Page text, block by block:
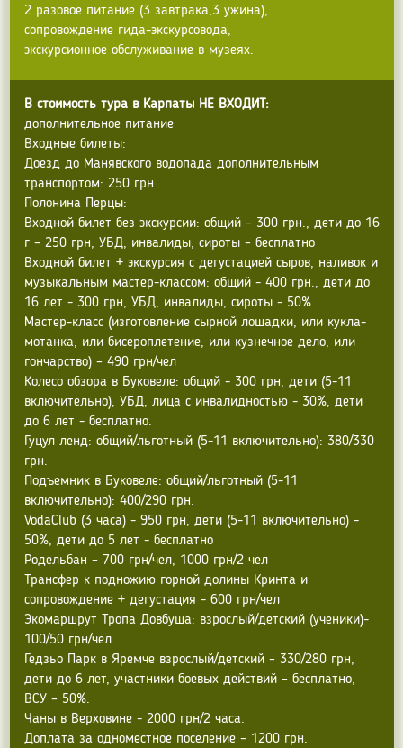
2 разовое питание (3 завтрака,3 ужина),
сопровождение гида-экскурсовода,
экскурсионное обслуживание в музеях.
В стоимость тура в Карпаты НЕ ВХОДИТ:
дополнительное питание
Входные билеты:
Доезд до Манявского водопада дополнительным
транспортом: 250 грн
Полонина Перцы:
Входной билет без экскурсии: общий – 300 грн., дети до 16
г – 250 грн, УБД, инвалиды, сироты – бесплатно
Входной билет + экскурсия с дегустацией сыров, наливок и
музыкальным мастер-классом: общий - 400 грн., дети до
16 лет - 300 грн, УБД, инвалиды, сироты - 50%
Мастер-класс (изготовление сырной лошадки, или кукла-
мотанка, или бисероплетение, или кузнечное дело, или
гончарство) – 490 грн/чел
Колесо обзора в Буковеле: общий - 300 грн, дети (5-11
включительно), УБД, лица с инвалидностью - 30%, дети
до 6 лет - бесплатно.
Гуцул ленд: общий/льготный (5-11 включительно): 380/330
грн.
Подъемник в Буковеле: общий/льготный (5-11
включительно): 400/290 грн.
VodaClub (3 часа) - 950 грн, дети (5-11 включительно) -
50%, дети до 5 лет - бесплатно
Родельбан – 700 грн/чел, 1000 грн/2 чел
Трансфер к подножию горной долины Кринта и
сопровождение + дегустация - 600 грн/чел
Экомаршрут Тропа Довбуша: взрослый/детский (ученики)-
100/50 грн/чел
Гедзьо Парк в Яремче взрослый/детский – 330/280 грн,
дети до 6 лет, участники боевых действий – бесплатно,
ВСУ – 50%.
Чаны в Верховине - 2000 грн/2 часа.
Доплата за одноместное поселение – 1200 грн.